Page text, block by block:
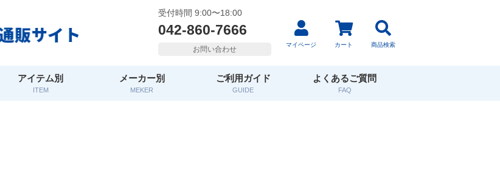
受付時間 9:00〜18:00
042-860-7666
お問い合わせ
マイページ カート 商品検索
アイテム別
ITEM
メーカー別
MEKER
ご利用ガイド
GUIDE
よくあるご質問
FAQ